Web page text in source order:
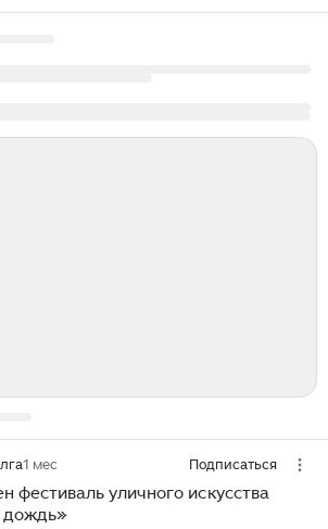
1 мес Подписаться
фестиваль уличного искусства
дождь»